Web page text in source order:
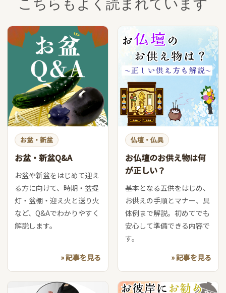
こちらもよく読まれています
お盆・新盆
お盆・新盆Q&A
お盆や新盆をはじめて迎え
る方に向けて、時期・盆提
灯・盆棚・迎え火と送り火
など、Q&Aでわかりやすく
解説します。
» 記事を見る
仏壇・仏具
お仏壇のお供え物は何
が正しい？
基本となる五供をはじめ、
お供えの手順とマナー、具
体例まで解説。初めてでも
安心して準備できる内容で
す。
» 記事を見る